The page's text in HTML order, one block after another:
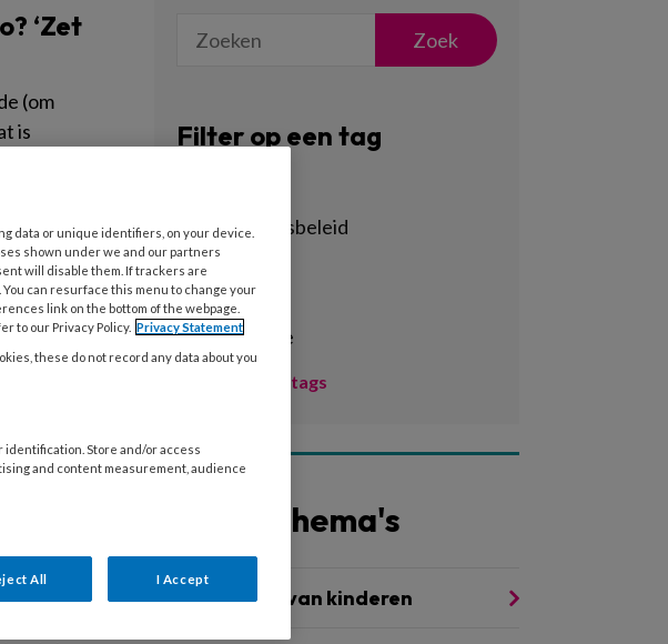
‘Zet
(om
is
oudere
scholen
betekent:
We
van
Zoek
Filter op een tag
achterstandsbeleid
activiteiten
adhd
administratie
Toon meer tags
Andere thema's
Ontwikkeling van kinderen
data or unique identifiers, on your device.
shown under we and our partners
will disable them. If trackers are
can resurface this menu to change your
link on the bottom of the webpage.
to our Privacy Policy. Privacy Statement
these do not record any data about you
Store and/or access
and content measurement, audience
All I Accept